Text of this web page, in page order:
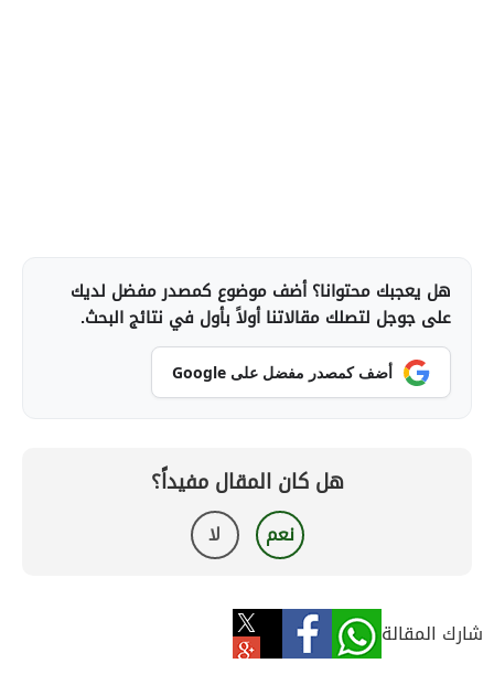
هل يعجبك محتوانا؟ أضف موضوع كمصدر مفضل لديك
على جوجل لتصلك مقالاتنا أولاً بأول في نتائج البحث.
أضف كمصدر مفضل على Google
هل كان المقال مفيداً؟
نعم لا
شارك المقالة